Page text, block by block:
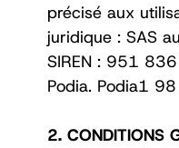
précisé aux
juridique : SAS
SIREN : 951 836
Podia. Podia1
2. CONDITIONS